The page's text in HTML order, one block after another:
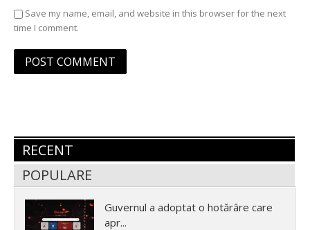
Save my name, email, and website in this browser for the next
time I comment.
RECENT
POPULARE
Guvernul a adoptat o hotărâre care
apr...